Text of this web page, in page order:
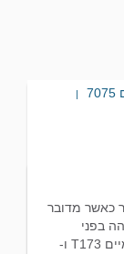
|
ביותר כאשר מדובר
בפני
קורוזיית מאמצים (SCC) של הטיפולים התרמיים T173 ו-